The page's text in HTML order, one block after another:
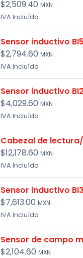
$2,509.40 MXN
IVA Incluído
Sensor inductivo
$2,794.60 MXN
IVA Incluído
Sensor inductivo
$4,029.60 MXN
IVA Incluído
Cabezal de lectura/
$12,178.60 MXN
IVA Incluído
Sensor inductivo
$7,613.00 MXN
IVA Incluído
Sensor de campo
$2,104.60 MXN